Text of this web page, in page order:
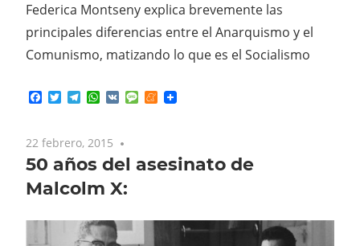
Federica Montseny explica brevemente las
principales diferencias entre el Anarquismo y el
Comunismo, matizando lo que es el Socialismo
Facebook
TwitterTelegram
WhatsApp
VK MessageMeneame
22 febrero, 2015
50 años del asesinato de
Malcolm X: